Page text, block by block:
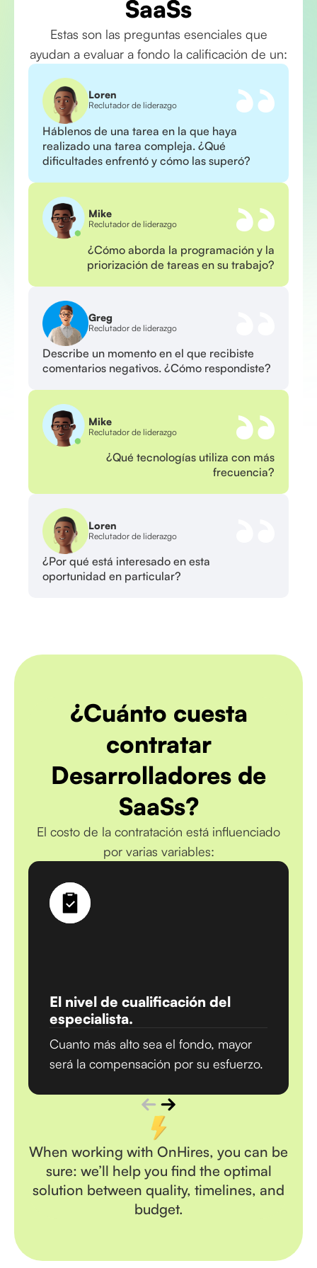
SaaSs
Estas son las preguntas esenciales que
ayudan a evaluar a fondo la calificación de un:
Loren
Reclutador de liderazgo
Háblenos de una tarea en la que haya
realizado una tarea compleja. ¿Qué
dificultades enfrentó y cómo las superó?
Mike
Reclutador de liderazgo
¿Cómo aborda la programación y la
priorización de tareas en su trabajo?
Greg
Reclutador de liderazgo
Describe un momento en el que recibiste
comentarios negativos. ¿Cómo respondiste?
Mike
Reclutador de liderazgo
¿Qué tecnologías utiliza con más
frecuencia?
Loren
Reclutador de liderazgo
¿Por qué está interesado en esta
oportunidad en particular?
¿Cuánto cuesta
contratar
Desarrolladores de
SaaSs?
El costo de la contratación está influenciado
por varias variables:
El nivel de cualificación del
especialista.
Cuanto más alto sea el fondo, mayor
será la compensación por su esfuerzo.
When working with OnHires, you can be
sure: we’ll help you find the optimal
solution between quality, timelines, and
budget.